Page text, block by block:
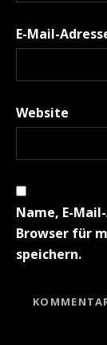
E-Mail-
Website
Name, E-
Browser für
speichern.